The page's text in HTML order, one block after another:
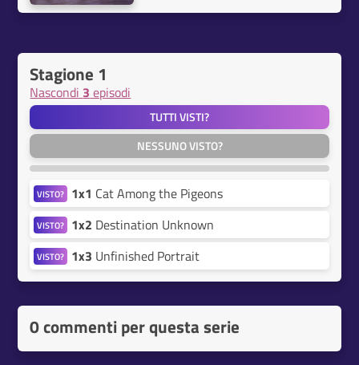
Stagione 1
Nascondi 3 episodi
TUTTI VISTI?
NESSUNO VISTO?
VISTO? 1x1 Cat Among the Pigeons
VISTO? 1x2 Destination Unknown
VISTO? 1x3 Unfinished Portrait
0 commenti per questa serie